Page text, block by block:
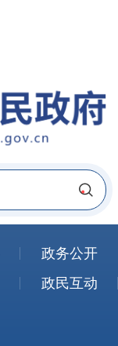
政务公开
政民互动